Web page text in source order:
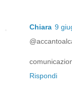
Chiara 9
Rispondi